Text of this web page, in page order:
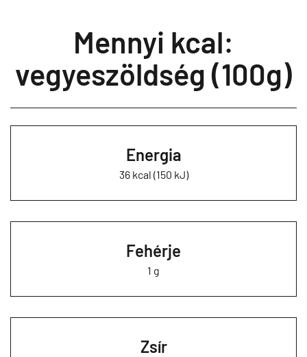
Mennyi kcal:
vegyeszöldség (100g)
Energia
36 kcal (150 kJ)
Fehérje
1 g
Zsír